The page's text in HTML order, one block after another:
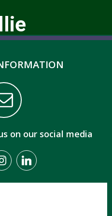
on our social media